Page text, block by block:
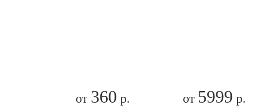
от 360 р. от 5999 р.